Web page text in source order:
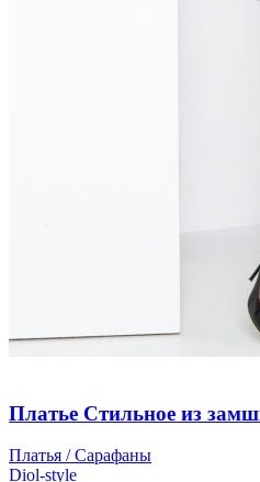
Платье Стильное из
Платья / Сарафаны
Diol-style